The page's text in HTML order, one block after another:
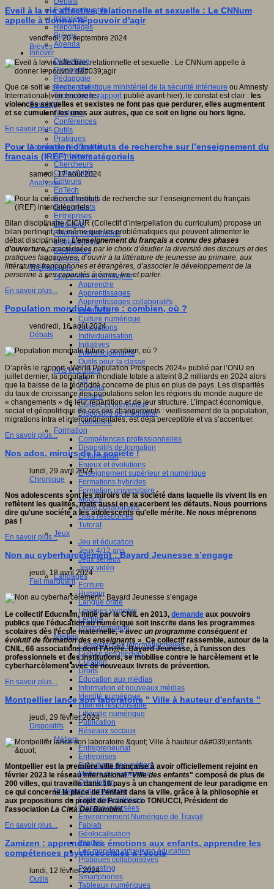
Faits marquants
Interviews
Reportages
Brèves
Agenda
Innover
Didactique
Dispositifs
Pédagogie
Recherche
Technologies
Savoir(s)
Analyses
Conférences
Outils
Pratiques
Acteurs de l'éducation
Animateurs
Chercheurs
Collectivités
Editeurs
EdTech
Encadrement
Enseignants
Entreprises
Etudiants
Filières industrielles
Institutionnels
Médiateurs
Parents
Thématiques
Apprendre et enseigner
Apprendre
Apprentissages
Apprentissages collaboratifs
Créativité
Culture numérique
Evaluations
Individualisation
Initiatives
Interdisciplinarité
Outils pour la classe
Arts et Culture
Art
Cinéma
Culture
Culture et numérique
Dispositifs de médiation
Littérature
Formation
Compétences professionnelles
Dispositifs de formation
E- formation
Enjeux et évolutions
Enseignement supérieur et numérique
Formations hybrides
Formation universitaire
Mooc’s
Outils collaboratifs
Sites ressources
Tutorat
Jeux
Jeu et éducation
Jeux 4/12 ans
Jeux sérieux
Jeux vidéo
Langages
Ecriture
Humour
Langue orale
Langues vivantes
Lecture
Programmation
Médias
Compétences informationnelles
Culture des médias
Curation
Droits
Education aux médias
Information et nouveaux médias
Identité numérique
Internet responsable
Littératie numérique
Publication
Réseaux sociaux
Métiers
Entrepreneuriat
Entreprises
Evolutions des métiers
Métiers du numérique
Orientation
Pratiques numériques
Cartes heuristiques
Classes inversées
Environnement Numérique de Travail
Fablab
Géolocalisation
Images
Les mondes virtuels en éducation
Pratiques collaboratives
Podcasting
Smartphones
Tableaux numériques
Eveil à la vie affective, relationnelle et sexuelle : Le CNNum
appelle à donner le pouvoir d'agir
vendredi, 20 septembre 2024
Brèves
Que ce soit le service statistique ministériel de la sécurité intérieure ou Amnesty
International (voir encore lerapportpublié avant-hier), le constat est clair : les
violences sexuelles et sexistes ne font pas que perdurer, elles augmentent
et se cumulent les unes aux autres, que ce soit en ligne ou hors ligne.
En savoir plus...
Pour la création d’Instituts de recherche sur l’enseignement du
français (IREF) intercatégoriels
samedi, 17 août 2024
Analyses
Bilan disciplinaire CICUR (Collectif d’interpellation du curriculum) propose un
bilan pertinent, de même que les problématiques qui peuvent alimenter le
débat disciplinaire :L’enseignement du français a connu des phases
d’ouverturecaractérisées par le choix d’étudier la diversité des discours et des
pratiques langagières, d’ouvrir à la littérature de jeunesse au primaire, aux
littératures francophones et étrangères, d’associer le développement de la
personne à ses capacités à écrire, lire et parler.
En savoir plus...
Population mondiale future : combien, où ?
vendredi, 16 août 2024
Débats
D’après le rapport «World Population Prospects 2024» publié par l’ONU en
juillet dernier, la population mondiale totale a atteint 8,2 milliards en 2024 alors
que la baisse de la fécondité concerne de plus en plus de pays. Les disparités
du taux de croissance des populations selon les régions du monde augure de
« changements » de leur répartition et de leur structure. L’impact économique,
social et géopolitique de ces ces changements : vieillissement de la population,
migrations intra et intercontinentales, est déjà perceptible et va s’accentuer.
En savoir plus...
Nos ados, miroirs de la société !
lundi, 29 avril 2024
Chronique
Nos adolescents sont les miroirs de la société dans laquelle ils vivent Ils en
reflètent les qualités, mais aussi en exacerbent les défauts. Nous pourrions
dire qu'une société a les adolescents qu'elle mérite. Ne nous méprenons
pas !
En savoir plus...
Non au cyberharcèlement : Bayard Jeunesse s’engage
jeudi, 18 avril 2024
Fait marquant
Le collectif Educnum, initié par la CNIL en 2013, demande aux pouvoirs
publics que l'éducation au numérique soit inscrite dans les programmes
scolaires dès l’école maternelle, «avec un programme conséquent et
évolutif de formation des enseignants ». Ce collectif rassemble, autour de la
CNIL, 66 associations dont l'An@é. Bayard Jeunesse, à l’unisson des
professionnels et des institutions, se mobilise contre le harcèlement et le
cyberharcèlement avec de nouveaux livrets de prévention.
En savoir plus...
Montpellier lance son laboratoire " Ville à hauteur d'enfants "
jeudi, 29 février 2024
Dispositifs
Montpellier est la première ville française à avoir officiellement rejoint en
février 2023 le réseau international "Ville des enfants" composé de plus de
200 villes, qui travaille dans 16 pays à un changement de leur paradigme en
ce qui concerne la place de l’enfant dans la ville, grâce à la philosophie et
aux propositions du projet de Francesco TONUCCI, Président de
l'association La Città Dei Bambini.
En savoir plus...
Zamizen : apprendre les émotions aux enfants, apprendre les
compétences psychosociales à l'école
lundi, 12 février 2024
Outils